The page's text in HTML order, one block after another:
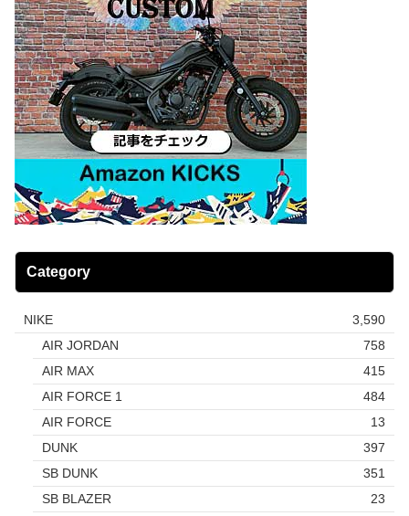
Category
NIKE
3,590
AIR JORDAN
758
AIR MAX
415
AIR FORCE 1
484
AIR FORCE
13
DUNK
397
SB DUNK
351
SB BLAZER
23